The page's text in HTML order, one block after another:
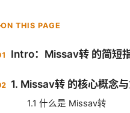
ON THIS PAGE
Intro：Missav转 的简短
1. Missav转 的核心概念
1.1 什么是 Missav转